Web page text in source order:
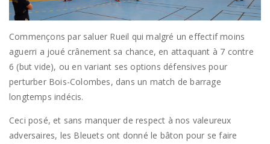
Commençons par saluer Rueil qui malgré un effectif moins
aguerri a joué crânement sa chance, en attaquant à 7 contre
6 (but vide), ou en variant ses options défensives pour
perturber Bois-Colombes, dans un match de barrage
longtemps indécis.
Ceci posé, et sans manquer de respect à nos valeureux
adversaires, les Bleuets ont donné le bâton pour se faire